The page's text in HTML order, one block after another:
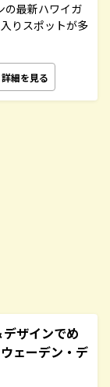
の最新ハワイガ
りスポットが多
詳細を見る
ザインでめ
ェーデン・デ